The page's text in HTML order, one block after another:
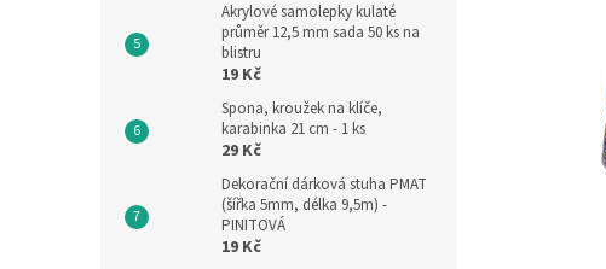
Akrylové samolepky kulaté
průměr 12,5 mm sada 50 ks na
blistru
19 Kč
Spona, kroužek na klíče,
karabinka 21 cm - 1 ks
29 Kč
Dekorační dárková stuha PMAT
(šířka 5mm, délka 9,5m) -
PINITOVÁ
19 Kč